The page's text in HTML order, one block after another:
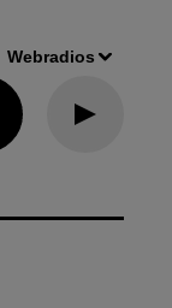
Webradios